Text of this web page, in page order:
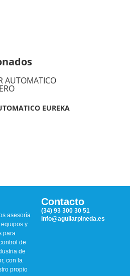
EUREKA
asesoría
y
para
de
de
con la
propio
Contacto
(34) 93 300 30 51
info@aguilarpineda.es